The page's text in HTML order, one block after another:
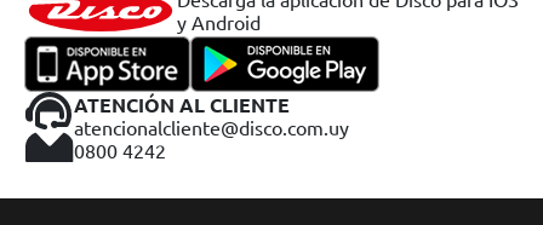
y Android
ATENCIÓN AL CLIENTE
atencionalcliente@disco.com.uy
0800 4242